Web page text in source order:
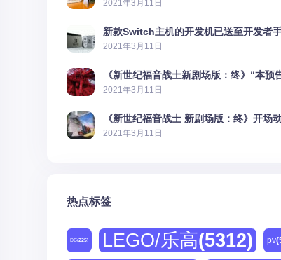
2021年3月11日
新款Switch主机的开发机已送至开发者
2021年3月11日
《新世纪福音战士新剧场版：终》“本预
2021年3月11日
《新世纪福音战士 新剧场版：终》开场
2021年3月11日
热点标签
DC(225) LEGO/乐高(5312) pv